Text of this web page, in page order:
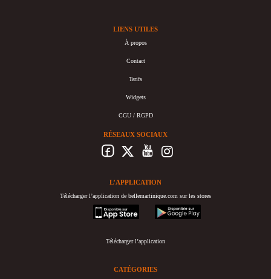
LIENS UTILES
À propos
Contact
Tarifs
Widgets
CGU / RGPD
RÉSEAUX SOCIAUX
L’APPLICATION
Télécharger l’application de bellemartinique.com sur les stores
appstore
googleplay
Télécharger l’application
CATÉGORIES